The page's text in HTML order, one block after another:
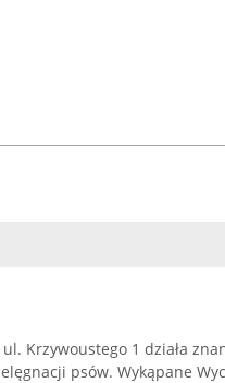
Krzywoustego 1 działa
psów. Wykąpane